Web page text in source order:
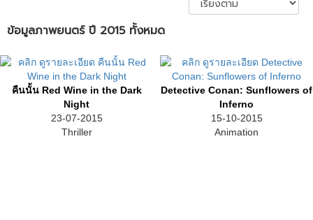
ข้อมูลภาพยนตร์ ปี 2015 ทั้งหมด
คืนนั้น Red Wine in the Dark
Night
23-07-2015
Thriller
Detective Conan: Sunflowers of
Inferno
15-10-2015
Animation